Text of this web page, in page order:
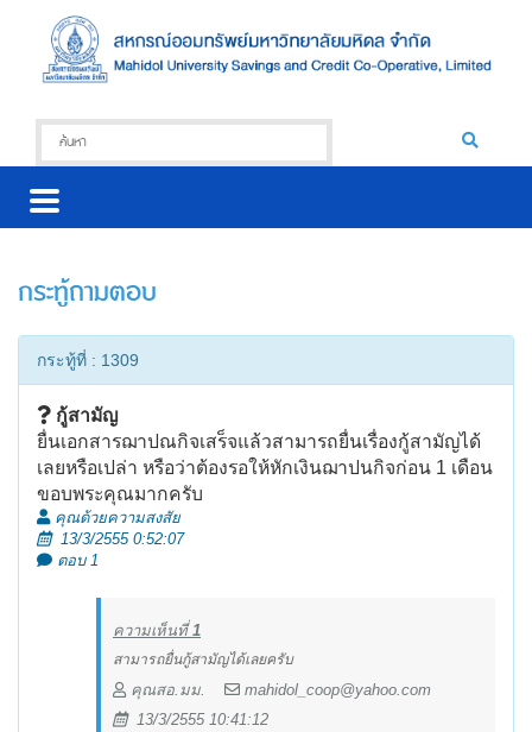
กระทู้ถามตอบ
กระทู้ที่ : 1309
กู้สามัญ
ยื่นเอกสารฌาปณกิจเสร็จแล้วสามารถยื่นเรื่องกู้สามัญได้
เลยหรือเปล่า หรือว่าต้องรอให้หักเงินฌาปนกิจก่อน 1 เดือน
ขอบพระคุณมากครับ
คุณด้วยความสงสัย
13/3/2555 0:52:07
ตอบ 1
ความเห็นที่1
สามารถยื่นกู้สามัญได้เลยครับ
คุณสอ.มม.
mahidol_coop@yahoo.com
13/3/2555 10:41:12